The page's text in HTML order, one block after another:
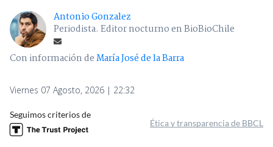
Antonio Gonzalez
Periodista. Editor nocturno en BioBioChile
Con información deMaría José de la Barra
Viernes 07 Agosto, 2026 | 22:32
Seguimos criterios de
Ética y transparencia de BBCL